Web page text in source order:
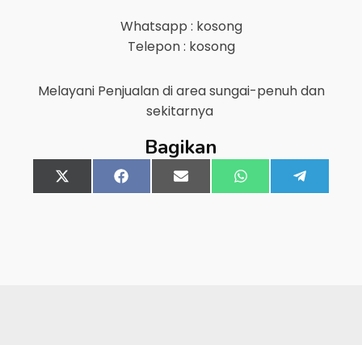
Whatsapp : kosong
Telepon : kosong
Melayani Penjualan di areasungai-penuhdan
sekitarnya
Bagikan
Share
on
X
(Twitter)
Share
on
FacebookShare
on
Email Share
on
WhatsApp
on